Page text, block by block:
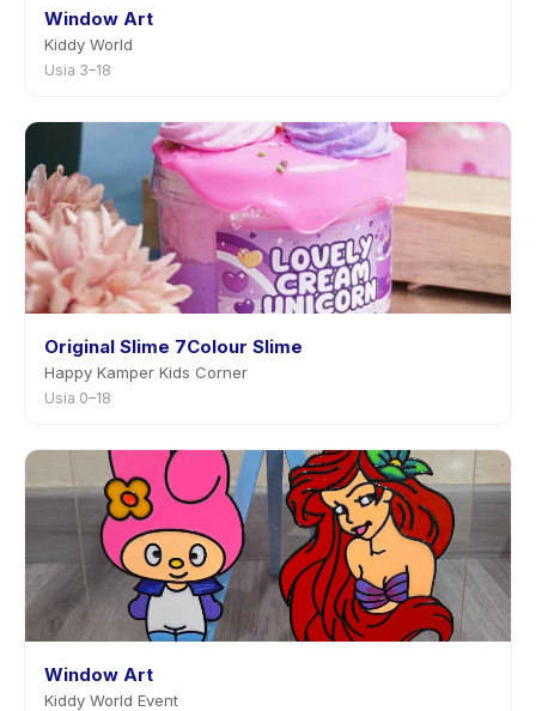
Window Art
Kiddy World
Usia 3–18
Original Slime 7Colour Slime
Happy Kamper Kids Corner
Usia 0–18
Window Art
Kiddy World Event